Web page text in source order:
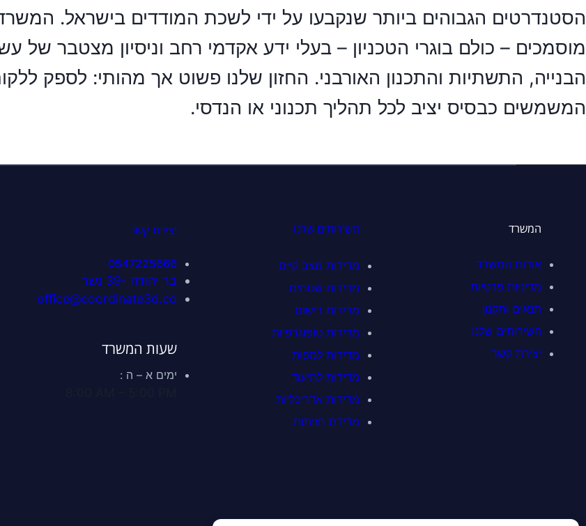
הסטנדרטים הגבוהים ביותר שנקבעו על ידי לשכת המודדים בישראל.
מוסמכים – כולם בוגרי הטכניון – בעלי ידע אקדמי רחב וניסיון מצטבר של
הבנייה, התשתיות והתכנון האורבני. החזון שלנו פשוט אך מהותי: לספק
המשמשים כבסיס יציב לכל תהליך תכנוני או הנדסי.
המשרד
אודות המשרד
מדיניות פרטיות
תנאים ותקנון
השירותים שלנו
יצירת קשר
השירותים שלנו
מדידות מצב קיים
מדידות שטחים
מדידות רישום
מדידות טופוגרפיות
מדידות למפות
מדידות לתיעוד
מדידות אדריכליות
מדידת חזיתות
יצירת קשר
0547225666
בר יהודה -39 נשר
office@coordinate3d.co
שעות המשרד
ימים א – ה :